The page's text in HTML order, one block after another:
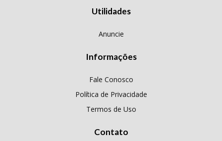
Utilidades
Anuncie
Informações
Fale Conosco
Política de Privacidade
Termos de Uso
Contato